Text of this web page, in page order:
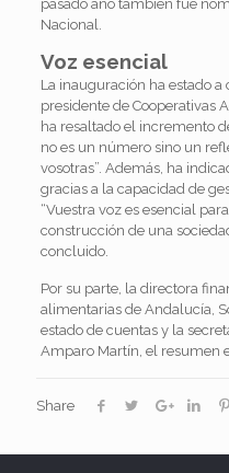
pasado año también fue
Nacional.
Voz esencial
La inauguración ha estado a
presidente de Cooperativas
ha resaltado el incremento
no es un número sino un
vosotras”. Además, ha
gracias a la capacidad de
“Vuestra voz es esencial
construcción de una
concluido.
Por su parte, la directora
alimentarias de Andalucía,
estado de cuentas y la
Amparo Martín, el resumen
Share